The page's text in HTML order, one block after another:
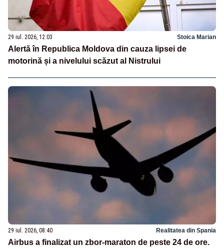
29 iul. 2026, 12:03 Stoica Marian
Alertă în Republica Moldova din cauza lipsei de
motorină și a nivelului scăzut al Nistrului
29 iul. 2026, 08:40 Realitatea din Spania
Airbus a finalizat un zbor-maraton de peste 24 de ore.